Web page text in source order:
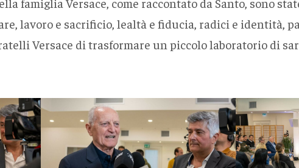
lavoro e sacrificio, lealtà e fiducia, radici e identità,
Versace di trasformare un piccolo laboratorio di